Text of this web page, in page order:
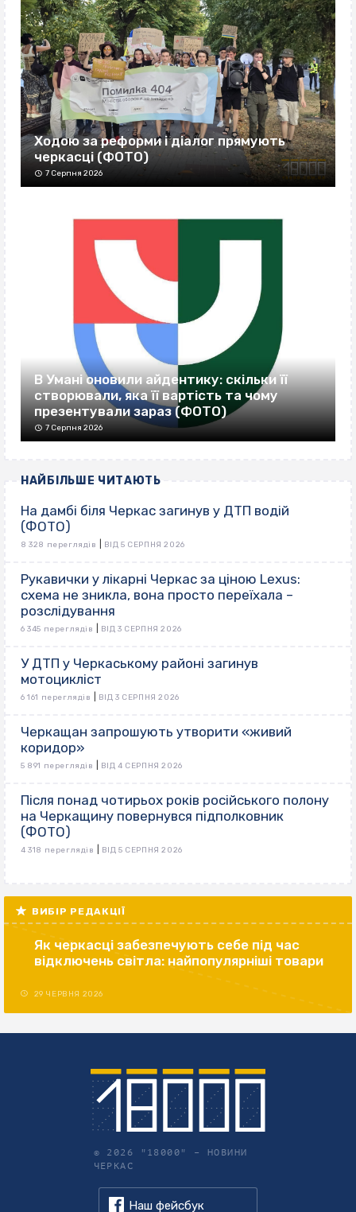
Ходою за реформи і діалог прямують
черкасці (ФОТО)
7 Серпня 2026
В Умані оновили айдентику: скільки її
створювали, яка її вартість та чому
презентували зараз (ФОТО)
7 Серпня 2026
НАЙБІЛЬШЕ ЧИТАЮТЬ
На дамбі біля Черкас загинув у ДТП водій
(ФОТО)
8 328 переглядів ВІД 5 СЕРПНЯ 2026
Рукавички у лікарні Черкас за ціною Lexus:
схема не зникла, вона просто переїхала –
розслідування
6 345 переглядів ВІД 3 СЕРПНЯ 2026
У ДТП у Черкаському районі загинув
мотоцикліст
6 161 переглядів ВІД 3 СЕРПНЯ 2026
Черкащан запрошують утворити «живий
коридор»
5 891 переглядів ВІД 4 СЕРПНЯ 2026
Після понад чотирьох років російського полону
на Черкащину повернувся підполковник
(ФОТО)
4 318 переглядів ВІД 5 СЕРПНЯ 2026
ВИБІР РЕДАКЦІЇ
Як черкасці забезпечують себе під час
відключень світла: найпопулярніші товари
29 ЧЕРВНЯ 2026
© 2026 "18000" – НОВИНИ
ЧЕРКАС
Наш фейсбук